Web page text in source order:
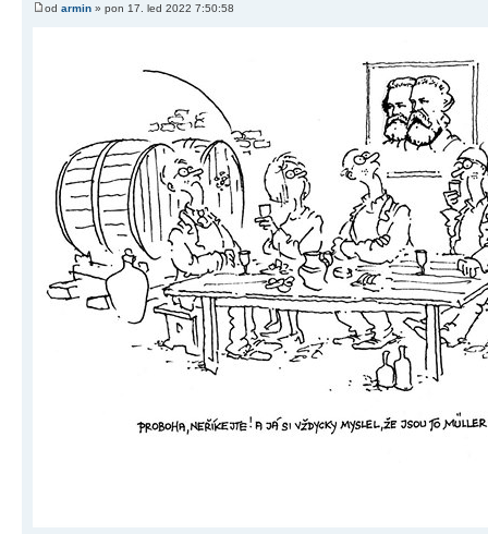
od armin » pon 17. led 2022 7:50:58